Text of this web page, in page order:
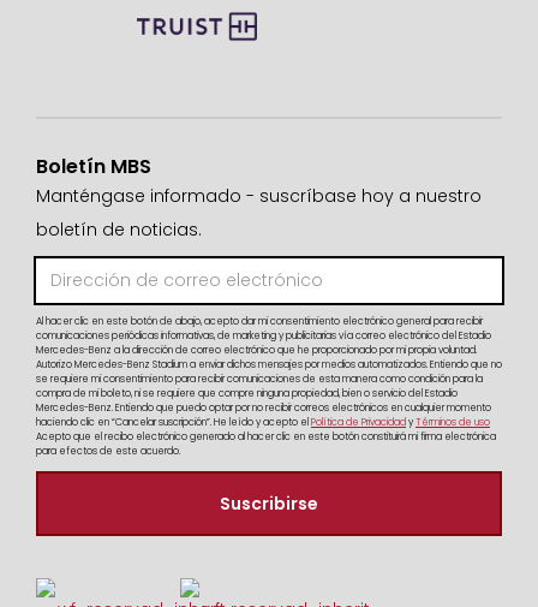
Boletín MBS
Manténgase informado - suscríbase hoy a nuestro
boletín de noticias.
Al hacer clic en este botón de abajo, acepto dar mi consentimiento electrónico general para recibir
comunicaciones periódicas informativas, de marketing y publicitarias vía correo electrónico del Estadio
Mercedes-Benz a la dirección de correo electrónico que he proporcionado por mi propia voluntad.
Autorizo Mercedes-Benz Stadium a enviar dichos mensajes por medios automatizados. Entiendo que no
se requiere mi consentimiento para recibir comunicaciones de esta manera como condición para la
compra de mi boleto, ni se requiere que compre ninguna propiedad, bien o servicio del Estadio
Mercedes-Benz. Entiendo que puedo optar por no recibir correos electrónicos en cualquier momento
haciendo clic en “Cancelar suscripción”. He leído y acepto el Política de PrivacidadyTérminos de uso
Acepto que el recibo electrónico generado al hacer clic en este botón constituirá mi firma electrónica
para efectos de este acuerdo.